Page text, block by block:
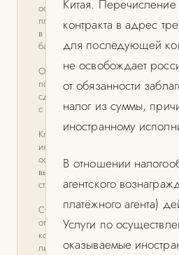
оспаривания
платежей
в процедурах
банкротства
Оспаривание
подозрительных
сделок и сделок
с предпочтением
Ключевыми
инструментами
оспаривания
выступают
статьи 61.2 и
Субсидиарная
ответственность
контролирующих
лиц
Китая.
контракта в адрес
для последующей
не освобождает
от обязанности
налог из суммы,
иностранному
В отношении
агентского
платёжного агента)
Услуги по
оказываемые